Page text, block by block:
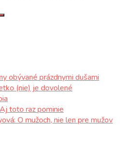
obývané prázdnymi dušami
(nie) je dovolené
toto raz pominie
O mužoch, nie len pre mužov